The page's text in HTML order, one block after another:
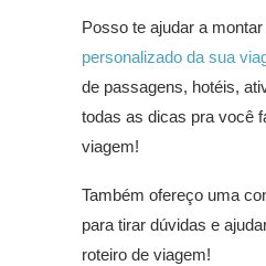
Posso te ajudar a montar
personalizado da sua
de passagens, hotéis,
todas as dicas pra você
viagem!
Também ofereço uma
para tirar dúvidas e
roteiro de viagem!